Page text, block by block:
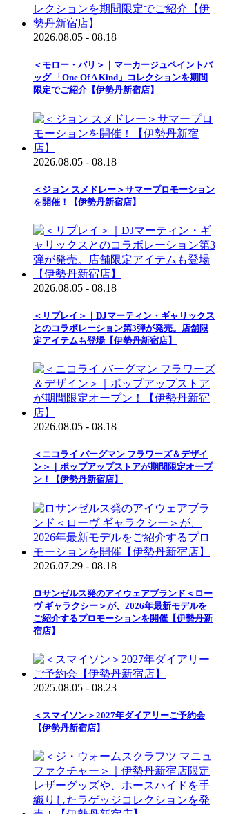
2026.08.05 - 08.18
＜モロー・パリ＞｜マーカージュペイントバ
ッグ 「One Of A Kind」コレクションを期間
限定でご紹介【伊勢丹新宿店】
2026.08.05 - 08.18
＜ジョン スメドレー＞サマープロモーション
を開催！【伊勢丹新宿店】
2026.08.05 - 08.18
＜リプレイ＞｜DJマーティン・ギャリックス
とのコラボレーション第3弾が発売。店舗限
定アイテムも登場【伊勢丹新宿店】
2026.08.05 - 08.18
＜ニコライ バーグマン フラワーズ＆デザイ
ン＞｜ポップアップストアが期間限定オープ
ン！【伊勢丹新宿店】
2026.07.29 - 08.18
ロサンゼルス発のアイウェアブランド＜ロー
ヴ ギャラクシー＞が、2026年最新モデルを
ご紹介するプロモーションを開催【伊勢丹新
宿店】
2025.08.05 - 08.23
＜スマイソン＞2027年ダイアリーご予約会
【伊勢丹新宿店】